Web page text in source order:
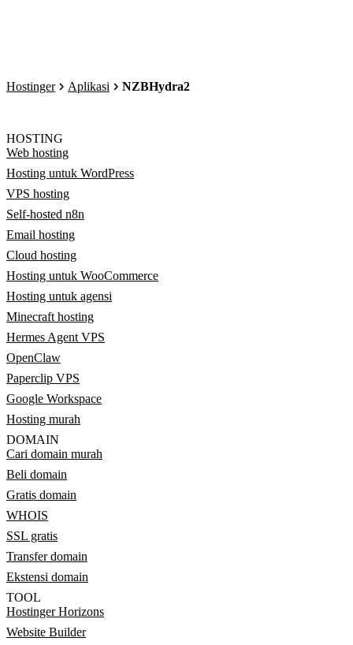
Hostinger Aplikasi NZBHydra2
HOSTING
Web hosting
Hosting untuk WordPress
VPS hosting
Self-hosted n8n
Email hosting
Cloud hosting
Hosting untuk WooCommerce
Hosting untuk agensi
Minecraft hosting
Hermes Agent VPS
OpenClaw
Paperclip VPS
Google Workspace
Hosting murah
DOMAIN
Cari domain murah
Beli domain
Gratis domain
WHOIS
SSL gratis
Transfer domain
Ekstensi domain
TOOL
Hostinger Horizons
Website Builder